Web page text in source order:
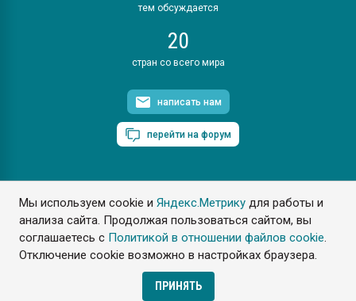
Мы используем cookie иЯндекс.Метрику для работы и
анализа сайта. Продолжая пользоваться сайтом, вы
соглашаетесь с Политикой в отношении файлов cookie.
Отключение cookie возможно в настройках браузера.
ПРИНЯТЬ
тем обсуждается
20
стран со всего мира
написать нам
перейти на форум
ПластЭксперт © 2006. Все права защищены
Разрешается копирование материалов сайта с обязательной
ссылкой на www.e-plastic.ru
Разработка сайта